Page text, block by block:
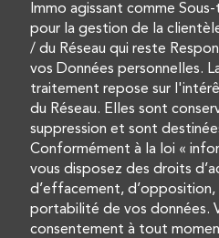
Immo agissant comme
pour la gestion de la
/ du Réseau qui reste
vos Données personnelles.
traitement repose sur
du Réseau. Elles sont
suppression et sont
Conformément à la loi «
vous disposez des droits
d’effacement,
portabilité de vos données.
consentement à tout